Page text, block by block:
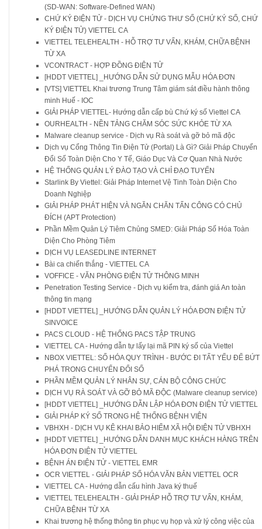
(SD-WAN: Software-Defined WAN)
CHỨ KÝ ĐIỆN TỬ - DỊCH VỤ CHỨNG THƯ SỐ (CHỨ KÝ SỐ, CHỨ
KÝ ĐIỆN TỬ) VIETTEL CA
VIETTEL TELEHEALTH - HỖ TRỢ TƯ VẤN, KHÁM, CHỮA BỆNH
TỪ XA
VCONTRACT - HỢP ĐỒNG ĐIỆN TỬ
[HDDT VIETTEL] _HƯỚNG DẪN SỬ DỤNG MẪU HÓA ĐƠN
[VTS] VIETTEL Khai trương Trung Tâm giám sát điều hành thông
minh Huế - IOC
GIẢI PHÁP VIETTEL- Hướng dẫn cấp bù Chứ ký số Viettel CA
OURHEALTH - NỀN TẢNG CHĂM SÓC SỨC KHỎE TỪ XA
Malware cleanup service - Dịch vụ Rà soát và gỡ bỏ mã độc
Dịch vụ Cổng Thông Tin Điện Tử (Portal) Là Gì? Giải Pháp Chuyển
Đổi Số Toàn Diện Cho Y Tế, Giáo Dục Và Cơ Quan Nhà Nước
HỆ THỐNG QUẢN LÝ ĐÀO TẠO VÀ CHỈ ĐẠO TUYẾN
Starlink By Viettel: Giải Pháp Internet Vệ Tinh Toàn Diện Cho
Doanh Nghiệp
GIẢI PHÁP PHÁT HIỆN VÀ NGĂN CHĂN TẤN CÔNG CÓ CHỦ
ĐÍCH (APT Protection)
Phần Mềm Quản Lý Tiêm Chủng SMED: Giải Pháp Số Hóa Toàn
Diện Cho Phòng Tiêm
DỊCH VỤ LEASEDLINE INTERNET
Bài ca chiến thắng - VIETTEL CA
VOFFICE - VĂN PHÒNG ĐIỆN TỬ THÔNG MINH
Penetration Testing Service - Dịch vụ kiểm tra, đánh giá An toàn
thông tin mạng
[HDDT VIETTEL] _HƯỚNG DẪN QUẢN LÝ HÓA ĐƠN ĐIỆN TỬ
SINVOICE
PACS CLOUD - HỆ THỐNG PACS TẬP TRUNG
VIETTEL CA - Hướng dẫn tự lấy lại mã PIN ký số của Viettel
NBOX VIETTEL: SỐ HÓA QUY TRÌNH - BƯỚC ĐI TẤT YẾU ĐỂ BỨT
PHÁ TRONG CHUYỂN ĐỔI SỐ
PHẦN MỀM QUẢN LÝ NHÂN SỰ, CÁN BỘ CÔNG CHỨC
DỊCH VỤ RÀ SOÁT VÀ GỠ BỎ MÃ ĐỘC (Malware cleanup service)
[HDDT VIETTEL] _HƯỚNG DẪN LẬP HÓA ĐƠN ĐIỆN TỬ VIETTEL
GIẢI PHÁP KÝ SỐ TRONG HỆ THỐNG BỆNH VIỆN
VBHXH - DỊCH VỤ KÊ KHAI BẢO HIỂM XÃ HỘI ĐIỆN TỬ VBHXH
[HDDT VIETTEL] _HƯỚNG DẪN DANH MỤC KHÁCH HÀNG TRÊN
HÓA ĐƠN ĐIỆN TỬ VIETTEL
BỆNH ÁN ĐIỆN TỬ - VIETTEL EMR
OCR VIETTEL - GIẢI PHÁP SỐ HÓA VĂN BẢN VIETTEL OCR
VIETTEL CA - Hướng dẫn cấu hình Java ký thuế
VIETTEL TELEHEALTH - GIẢI PHÁP HỖ TRỢ TƯ VẤN, KHÁM,
CHỮA BỆNH TỪ XA
Khai trương hệ thống thông tin phục vụ họp và xử lý công việc của